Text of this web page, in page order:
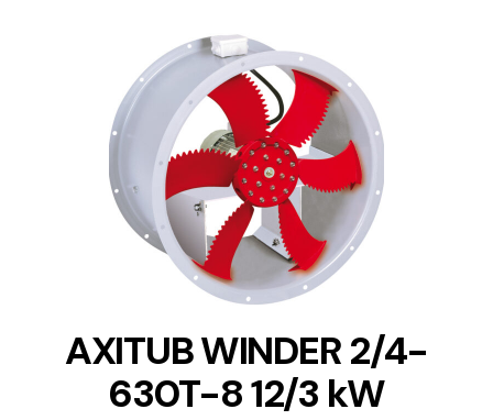
DETAILS
AXITUB WINDER 2/4-
630T-8 12/3 kW